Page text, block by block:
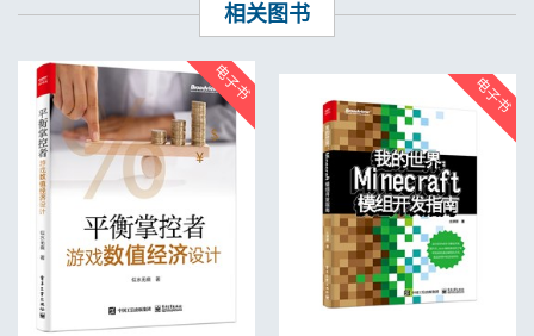
8 团队领导者 110
为什么游戏叙事经常会很糟糕 110
你能做些什么呢 119
应该聘请什么样的人呢 123
关于团队领导者的最后思考 125
9 整体游戏设计 126
要多注重叙事 128
让玩家的“动词”与叙事匹配 129
游戏故事与玩家故事 130
所以，到底是谁的故事 138
关于整体游戏设计的最后思考 139
相关图书